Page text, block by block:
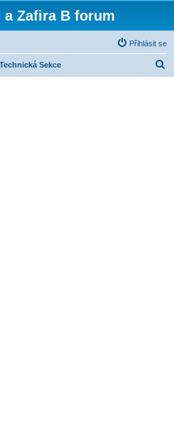
a Zafira B forum
Přihlásit se
Technická Sekce